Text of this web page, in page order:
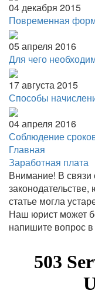
04 декабря 2015
Повременная
05 апреля 2016
Для чего
17 августа 2015
Способы
04 апреля 2016
Соблюдение
Главная
Заработная плата
Внимание! В
статье могла
Наш юрист может
напишите вопрос